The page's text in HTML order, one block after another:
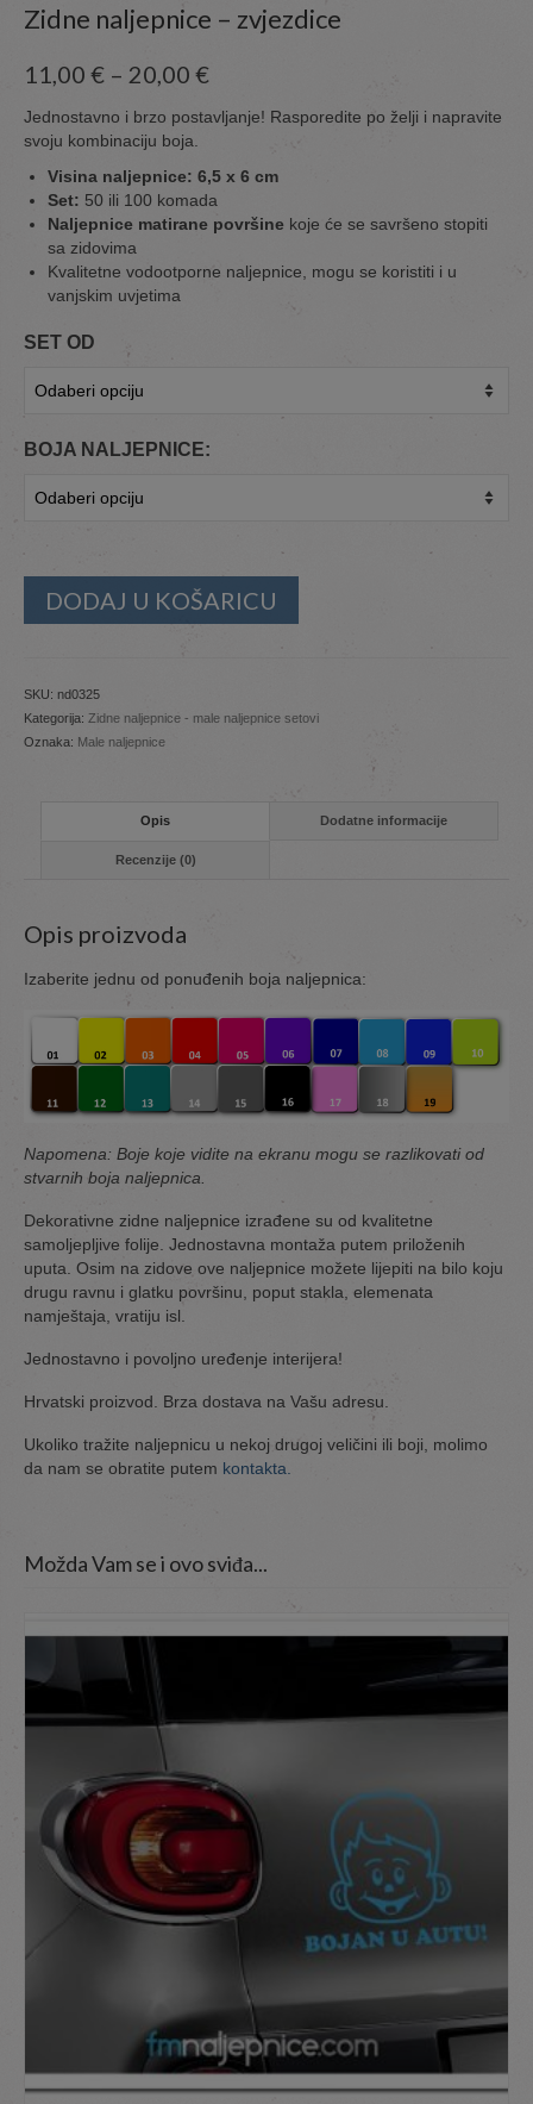
Zidne naljepnice – zvjezdice
11,00 € – 20,00 €
Jednostavno i brzo postavljanje! Rasporedite po želji i napravite
svoju kombinaciju boja.
Visina naljepnice: 6,5 x 6 cm
Set: 50 ili 100 komada
Naljepnice matirane površine koje će se savršeno stopiti
sa zidovima
Kvalitetne vodootporne naljepnice, mogu se koristiti i u
vanjskim uvjetima
SET OD
BOJA NALJEPNICE:
DODAJ U KOŠARICU
SKU: nd0325
Kategorija: Zidne naljepnice - male naljepnice setovi
Oznaka: Male naljepnice
Opis Dodatne informacije
Recenzije (0)
Opis proizvoda
Izaberite jednu od ponuđenih boja naljepnica:
Napomena: Boje koje vidite na ekranu mogu se razlikovati od
stvarnih boja naljepnica.
Dekorativne zidne naljepnice izrađene su od kvalitetne
samoljepljive folije. Jednostavna montaža putem priloženih
uputa. Osim na zidove ove naljepnice možete lijepiti na bilo koju
drugu ravnu i glatku površinu, poput stakla, elemenata
namještaja, vratiju isl.
Jednostavno i povoljno uređenje interijera!
Hrvatski proizvod. Brza dostava na Vašu adresu.
Ukoliko tražite naljepnicu u nekoj drugoj veličini ili boji, molimo
da nam se obratite putem kontakta.
Možda Vam se i ovo sviđa...